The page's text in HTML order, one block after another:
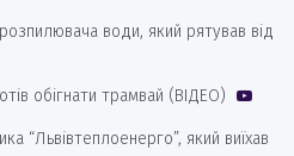
води, який рятував від
обігнати трамвай (ВІДЕО)
“Львівтеплоенерго”, який виїхав